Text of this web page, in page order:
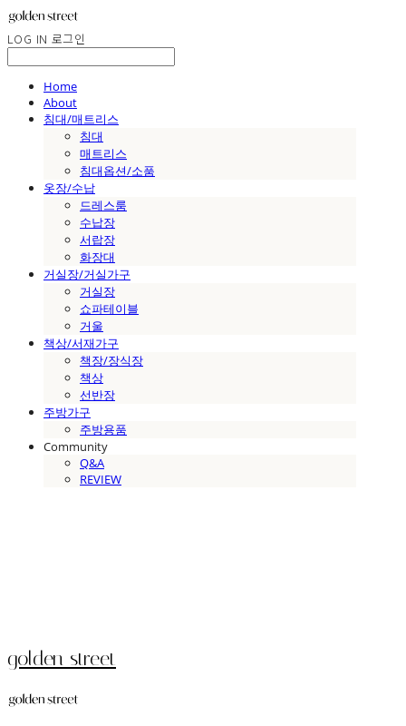
LOG IN 로그인
Home
About
침대/매트리스
침대
매트리스
침대옵션/소품
옷장/수납
드레스룸
수납장
서랍장
화장대
거실장/거실가구
거실장
쇼파테이블
거울
책상/서재가구
책장/장식장
책상
선반장
주방가구
주방용품
Community
Q&A
REVIEW
golden street